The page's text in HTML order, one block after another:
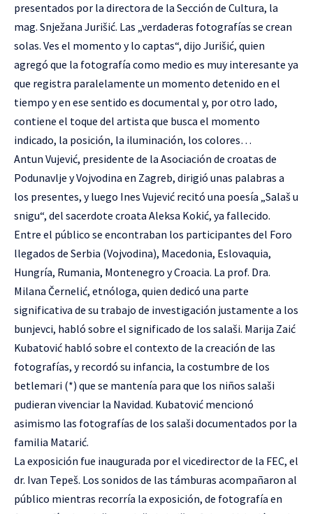
presentados por la directora de la Sección de Cultura, la
mag. Snježana Jurišić. Las „verdaderas fotografías se crean
solas. Ves el momento y lo captas“, dijo Jurišić, quien
agregó que la fotografía como medio es muy interesante ya
que registra paralelamente un momento detenido en el
tiempo y en ese sentido es documental y, por otro lado,
contiene el toque del artista que busca el momento
indicado, la posición, la iluminación, los colores…
Antun Vujević, presidente de la Asociación de croatas de
Podunavlje y Vojvodina en Zagreb, dirigió unas palabras a
los presentes, y luego Ines Vujević recitó una poesía „Salaš u
snigu“, del sacerdote croata Aleksa Kokić, ya fallecido.
Entre el público se encontraban los participantes del Foro
llegados de Serbia (Vojvodina), Macedonia, Eslovaquia,
Hungría, Rumania, Montenegro y Croacia. La prof. Dra.
Milana Černelić, etnóloga, quien dedicó una parte
significativa de su trabajo de investigación justamente a los
bunjevci, habló sobre el significado de los salaši. Marija Zaić
Kubatović habló sobre el contexto de la creación de las
fotografías, y recordó su infancia, la costumbre de los
betlemari (*) que se mantenía para que los niños salaši
pudieran vivenciar la Navidad. Kubatović mencionó
asimismo las fotografías de los salaši documentados por la
familia Matarić.
La exposición fue inaugurada por el vicedirector de la FEC, el
dr. Ivan Tepeš. Los sonidos de las támburas acompañaron al
público mientras recorría la exposición, de fotografía en